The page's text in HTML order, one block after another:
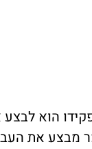
הוא לבצע
מבצע את